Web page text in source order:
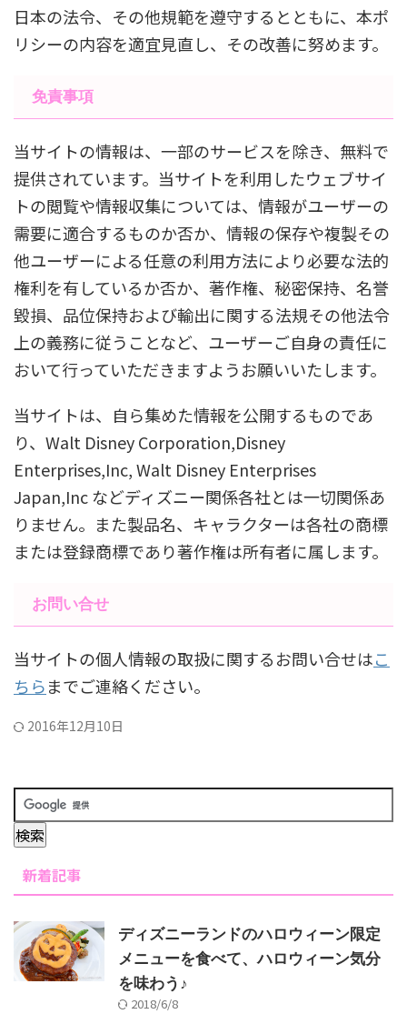
日本の法令、その他規範を遵守するとともに、本ポ
リシーの内容を適宜見直し、その改善に努めます。
免責事項
当サイトの情報は、一部のサービスを除き、無料で
提供されています。当サイトを利用したウェブサイ
トの閲覧や情報収集については、情報がユーザーの
需要に適合するものか否か、情報の保存や複製その
他ユーザーによる任意の利用方法により必要な法的
権利を有しているか否か、著作権、秘密保持、名誉
毀損、品位保持および輸出に関する法規その他法令
上の義務に従うことなど、ユーザーご自身の責任に
おいて行っていただきますようお願いいたします。
当サイトは、自ら集めた情報を公開するものであ
り、Walt Disney Corporation,Disney
Enterprises,Inc, Walt Disney Enterprises
Japan,Inc などディズニー関係各社とは一切関係あ
りません。また製品名、キャラクターは各社の商標
または登録商標であり著作権は所有者に属します。
お問い合せ
当サイトの個人情報の取扱に関するお問い合せはこ
ちらまでご連絡ください。
2016年12月10日
新着記事
ディズニーランドのハロウィーン限定
メニューを食べて、ハロウィーン気分
を味わう♪
2018/6/8